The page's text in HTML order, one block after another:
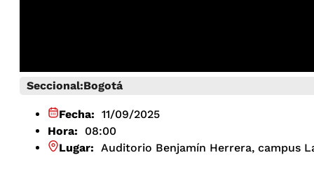
Seccional:Bogotá
Fecha: 11/09/2025
Hora:
08:00
Lugar: Auditorio Benjamín Herrera, campus